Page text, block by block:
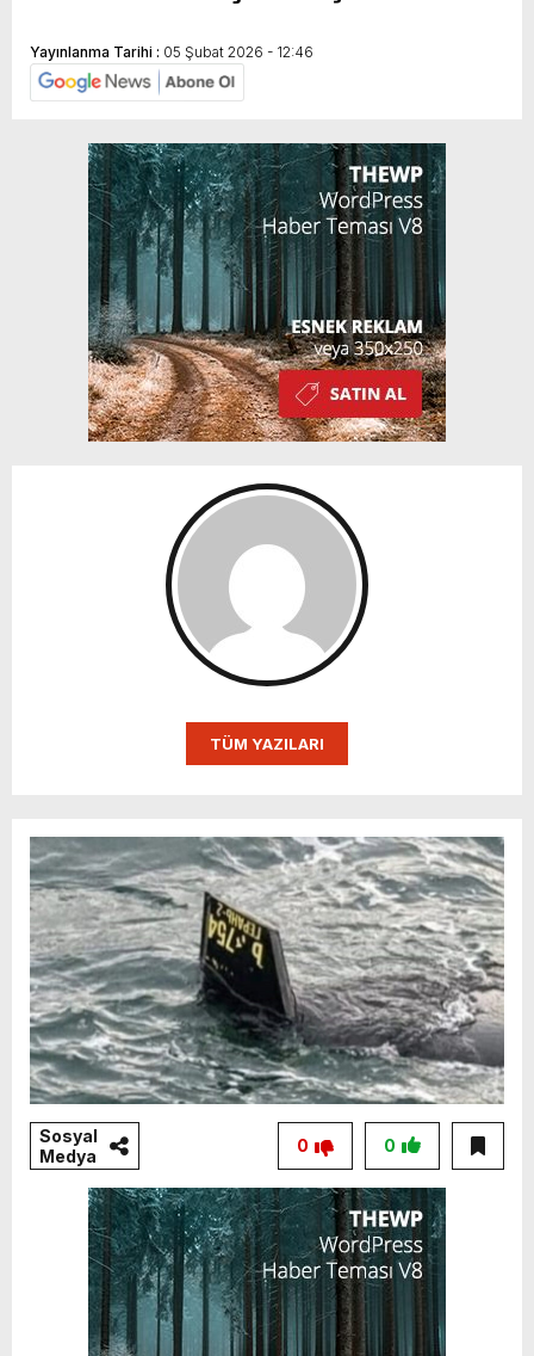
Yayınlanma Tarihi : 05 Şubat 2026 - 12:46
TÜM YAZILARI
Sosyal
Medya
0
0